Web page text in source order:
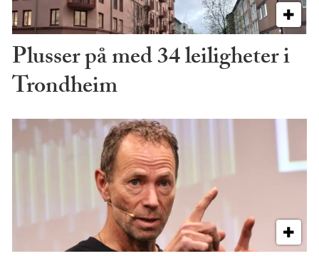
Plusser på med 34 leiligheter i
Trondheim